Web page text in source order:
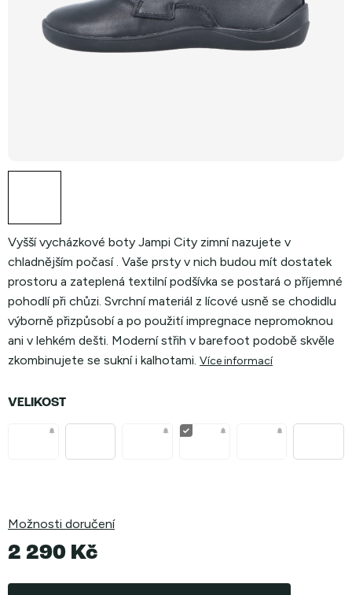
Vyšší vycházkové boty Jampi City zimní nazujete v
chladnějším počasí . Vaše prsty v nich budou mít dostatek
prostoru a zateplená textilní podšívka se postará o příjemné
pohodlí při chůzi. Svrchní materiál z lícové usně se chodidlu
výborně přizpůsobí a po použitíimpregnace nepromoknou
ani v lehkém dešti. Moderní střih v barefoot podobě skvěle
zkombinujete se sukní i kalhotami. Více informací
VELIKOST
Možnosti doručení
2 290 Kč
cena: